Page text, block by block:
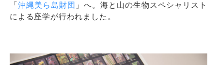
「沖縄美ら島財団 」へ。海と山の生物スペシャリスト
による座学が行われました。